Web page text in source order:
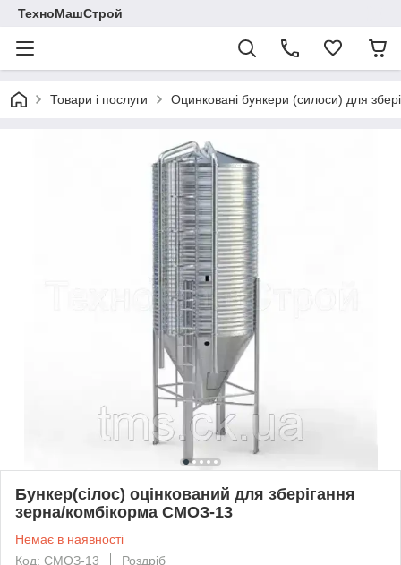
ТехноМашСтрой
Товари і послуги Оцинковані бункери (силоси) для
Бункер(сілос) оцінкований для зберігання
зерна/комбікорма СМОЗ-13
Немає в наявності
Код: СМОЗ-13
Роздріб